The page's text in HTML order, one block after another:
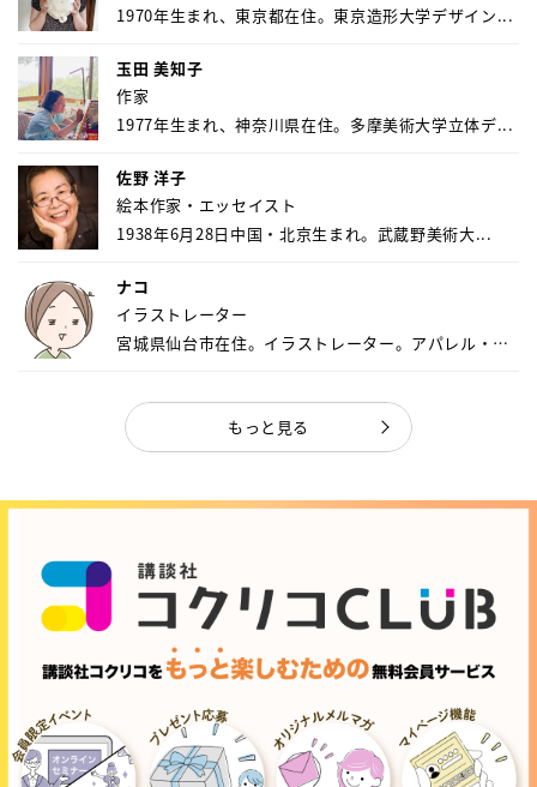
1970年生まれ、東京都在住。東京造形大学デザイン...
玉田 美知子
作家
1977年生まれ、神奈川県在住。多摩美術大学立体デ...
佐野 洋子
絵本作家・エッセイスト
1938年6月28日中国・北京生まれ。武蔵野美術大...
ナコ
イラストレーター
宮城県仙台市在住。イラストレーター。アパレル・キ
もっと見る